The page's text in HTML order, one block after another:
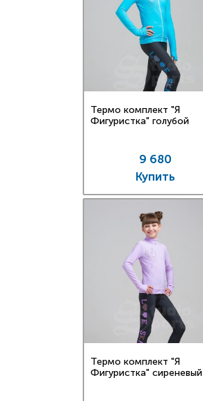
Термо комплект "Я
Фигуристка" голубой
9 680
Купить
Термо комплект "Я
Фигуристка" сиреневый